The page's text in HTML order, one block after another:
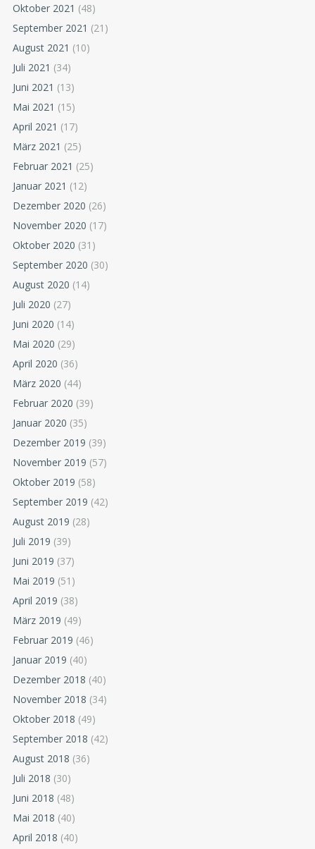
Oktober 2021 (48)
September 2021 (21)
August 2021 (10)
Juli 2021 (34)
Juni 2021 (13)
Mai 2021 (15)
April 2021 (17)
März 2021 (25)
Februar 2021 (25)
Januar 2021 (12)
Dezember 2020 (26)
November 2020 (17)
Oktober 2020 (31)
September 2020 (30)
August 2020 (14)
Juli 2020 (27)
Juni 2020 (14)
Mai 2020 (29)
April 2020 (36)
März 2020 (44)
Februar 2020 (39)
Januar 2020 (35)
Dezember 2019 (39)
November 2019 (57)
Oktober 2019 (58)
September 2019 (42)
August 2019 (28)
Juli 2019 (39)
Juni 2019 (37)
Mai 2019 (51)
April 2019 (38)
März 2019 (49)
Februar 2019 (46)
Januar 2019 (40)
Dezember 2018 (40)
November 2018 (34)
Oktober 2018 (49)
September 2018 (42)
August 2018 (36)
Juli 2018 (30)
Juni 2018 (48)
Mai 2018 (40)
April 2018 (40)